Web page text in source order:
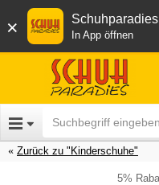
× Schuhparadies
In App öffnen
Zurück zu "Kinderschuhe"
5%